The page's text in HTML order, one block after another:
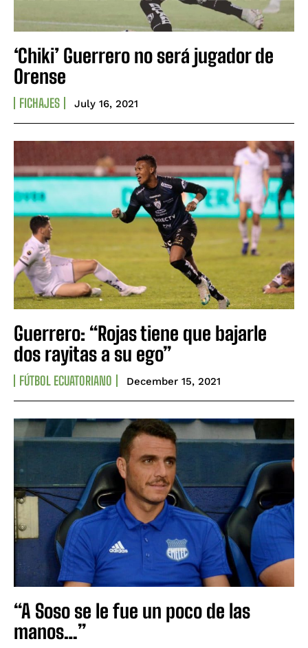
‘Chiki’ Guerrero no será jugador de
Orense
FICHAJES July 16, 2021
Guerrero: “Rojas tiene que bajarle
dos rayitas a su ego”
FÚTBOL ECUATORIANO December 15, 2021
“A Soso se le fue un poco de las
manos…”